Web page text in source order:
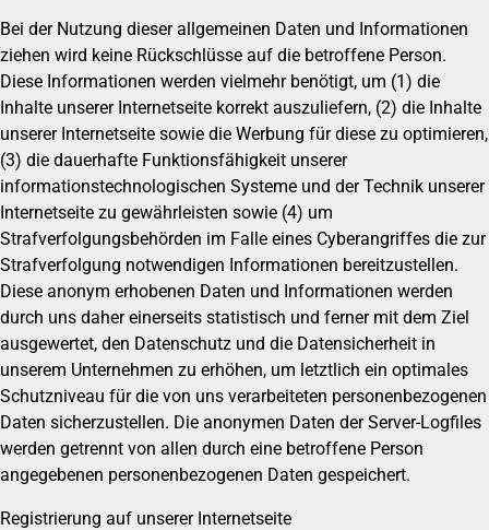
Bei der Nutzung dieser allgemeinen Daten und Informationen
ziehen wird keine Rückschlüsse auf die betroffene Person.
Diese Informationen werden vielmehr benötigt, um (1) die
Inhalte unserer Internetseite korrekt auszuliefern, (2) die Inhalte
unserer Internetseite sowie die Werbung für diese zu optimieren,
(3) die dauerhafte Funktionsfähigkeit unserer
informationstechnologischen Systeme und der Technik unserer
Internetseite zu gewährleisten sowie (4) um
Strafverfolgungsbehörden im Falle eines Cyberangriffes die zur
Strafverfolgung notwendigen Informationen bereitzustellen.
Diese anonym erhobenen Daten und Informationen werden
durch uns daher einerseits statistisch und ferner mit dem Ziel
ausgewertet, den Datenschutz und die Datensicherheit in
unserem Unternehmen zu erhöhen, um letztlich ein optimales
Schutzniveau für die von uns verarbeiteten personenbezogenen
Daten sicherzustellen. Die anonymen Daten der Server-Logfiles
werden getrennt von allen durch eine betroffene Person
angegebenen personenbezogenen Daten gespeichert.
Registrierung auf unserer Internetseite